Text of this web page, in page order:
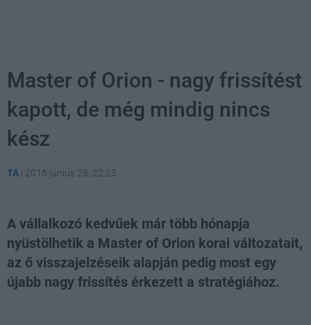
Master of Orion - nagy frissítést
kapott, de még mindig nincs
kész
TÁ | 2016 június 28. 22:25
A vállalkozó kedvűek már több hónapja
nyüstölhetik a Master of Orion korai változatait,
az ő visszajelzéseik alapján pedig most egy
újabb nagy frissítés érkezett a stratégiához.